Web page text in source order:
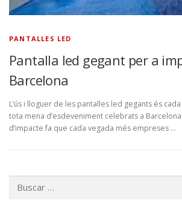
PANTALLES LED
Pantalla led gegant per a
Barcelona
L’ús i lloguer de les pantalles led gegants és
tota mena d’esdeveniment celebrats a
d’impacte fa que cada vegada més empreses …